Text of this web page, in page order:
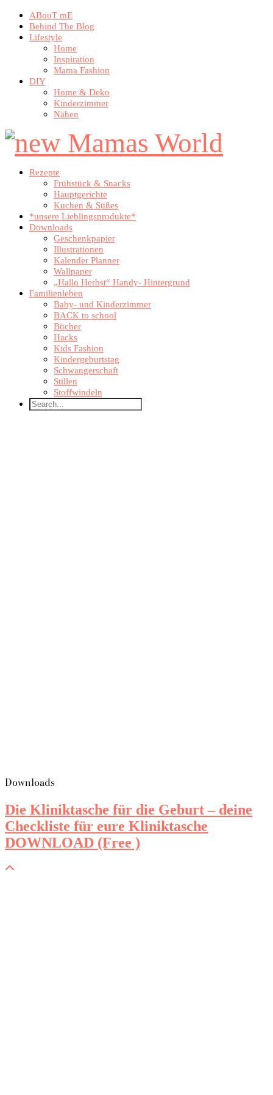
ABouT mE
Behind The Blog
Lifestyle
Home
Inspiration
Mama Fashion
DIY
Home & Deko
Kinderzimmer
Nähen
Rezepte
Frühstück & Snacks
Hauptgerichte
Kuchen & Süßes
*unsere Lieblingsprodukte*
Downloads
Geschenkpapier
Illustrationen
Kalender Planner
Wallpaper
„Hallo Herbst“ Handy- Hintergrund
Familienleben
Baby- und Kinderzimmer
BACK to school
Bücher
Hacks
Kids Fashion
Kindergeburtstag
Schwangerschaft
Stillen
Stoffwindeln
Downloads
Die Kliniktasche für die Geburt – deine
Checkliste für eure Kliniktasche
DOWNLOAD (Free )